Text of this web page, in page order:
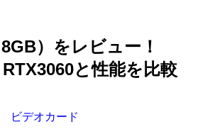
）をレビュー！
と性能を比較
ビデオカード